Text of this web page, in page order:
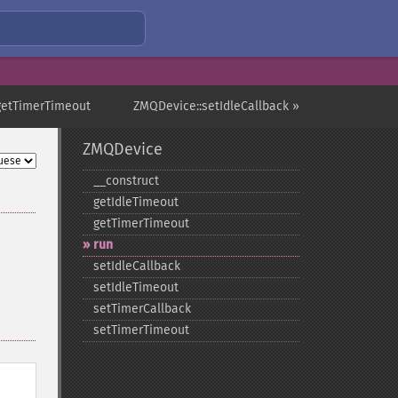
ZMQDevice::setIdleCallback »
ZMQDevice
_​_​construct
getIdleTimeout
getTimerTimeout
run
setIdleCallback
setIdleTimeout
setTimerCallback
setTimerTimeout